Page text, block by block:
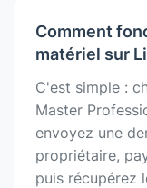
Comment
matériel sur
C'est simple :
Master
envoyez une
propriétaire,
puis récupérez